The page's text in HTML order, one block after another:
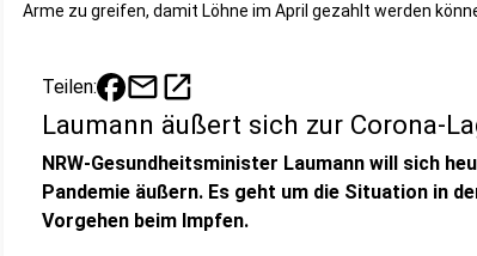
Arme zu greifen, damit Löhne im April gezahlt werden
Teilen: mailopen_in_new
Laumann äußert sich zur Corona-
NRW-Gesundheitsminister Laumann will sich
Pandemie äußern. Es geht um die Situation in
Vorgehen beim Impfen.